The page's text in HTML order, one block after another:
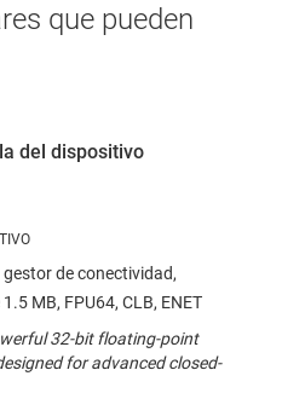
que pueden
del dispositivo
de conectividad,
MB, FPU64, CLB, ENET
32-bit floating-point
for advanced closed-